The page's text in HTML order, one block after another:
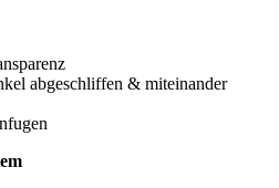
abgeschliffen & miteinander